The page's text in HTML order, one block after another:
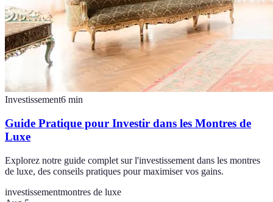
Investissement6 min
Guide Pratique pour Investir dans les Montres de
Luxe
Explorez notre guide complet sur l'investissement dans les montres
de luxe, des conseils pratiques pour maximiser vos gains.
investissementmontres de luxe